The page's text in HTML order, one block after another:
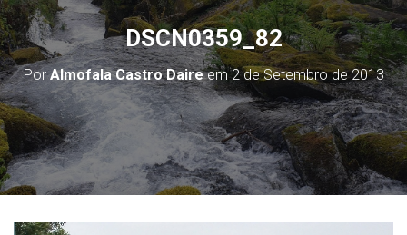
DSCN0359_82
PorAlmofala Castro Daireem2 de Setembro de 2013